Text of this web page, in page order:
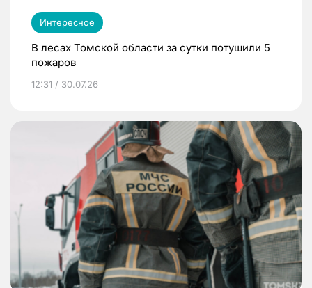
Интересное
В лесах Томской области за сутки потушили 5
пожаров
12:31 / 30.07.26